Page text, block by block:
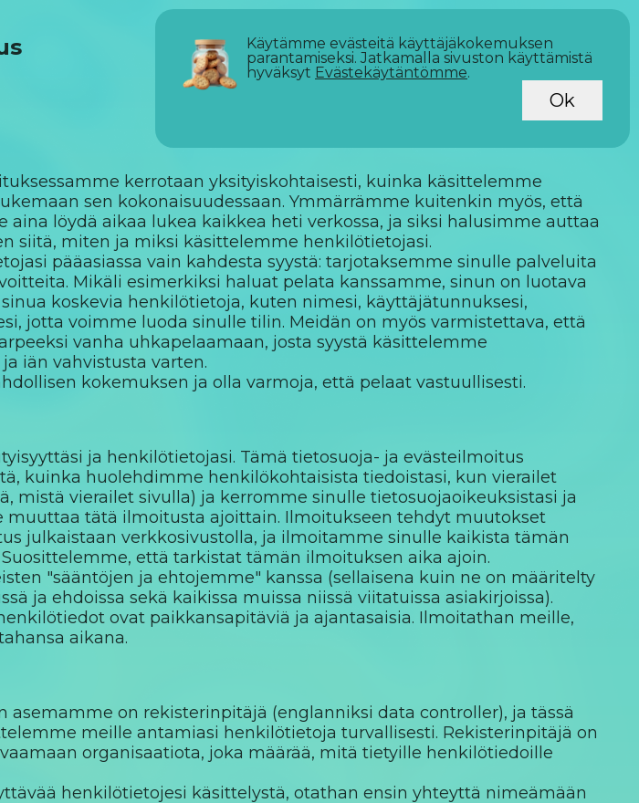
kerrotaan yksityiskohtaisesti, kuinka käsittelemme
sen kokonaisuudessaan. Ymmärrämme kuitenkin myös, että
löydä aikaa lukea kaikkea heti verkossa, ja siksi halusimme auttaa
siitä, miten ja miksi käsittelemme henkilötietojasi.
pääasiassa vain kahdesta syystä: tarjotaksemme sinulle palveluita
Mikäli esimerkiksi haluat pelata kanssamme, sinun on luotava
koskevia henkilötietoja, kuten nimesi, käyttäjätunnuksesi,
jotta voimme luoda sinulle tilin. Meidän on myös varmistettava, että
vanha uhkapelaamaan, josta syystä käsittelemme
iän vahvistusta varten.
kokemuksen ja olla varmoja, että pelaat vastuullisesti.
ja henkilötietojasi. Tämä tietosuoja- ja evästeilmoitus
kuinka huolehdimme henkilökohtaisista tiedoistasi, kun vierailet
mistä vierailet sivulla) ja kerromme sinulle tietosuojaoikeuksistasi ja
muuttaa tätä ilmoitusta ajoittain. Ilmoitukseen tehdyt muutokset
julkaistaan verkkosivustolla, ja ilmoitamme sinulle kaikista tämän
että tarkistat tämän ilmoituksen aika ajoin.
"sääntöjen ja ehtojemme" kanssa (sellaisena kuin ne on määritelty
ja ehdoissa sekä kaikissa muissa niissä viitatuissa asiakirjoissa).
ovat paikkansapitäviä ja ajantasaisia. Ilmoitathan meille,
aikana.
on rekisterinpitäjä (englanniksi data controller), ja tässä
meille antamiasi henkilötietoja turvallisesti. Rekisterinpitäjä on
organisaatiota, joka määrää, mitä tietyille henkilötiedoille
henkilötietojesi käsittelystä, otathan ensin yhteyttä nimeämään
Käytämme evästeitä käyttäjäkokemuksen
parantamiseksi. Jatkamalla sivuston käyttämistä
hyväksyt Evästekäytäntömme.
Ok